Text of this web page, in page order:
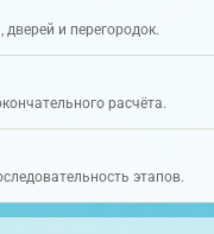
и перегородок.
расчёта.
этапов.